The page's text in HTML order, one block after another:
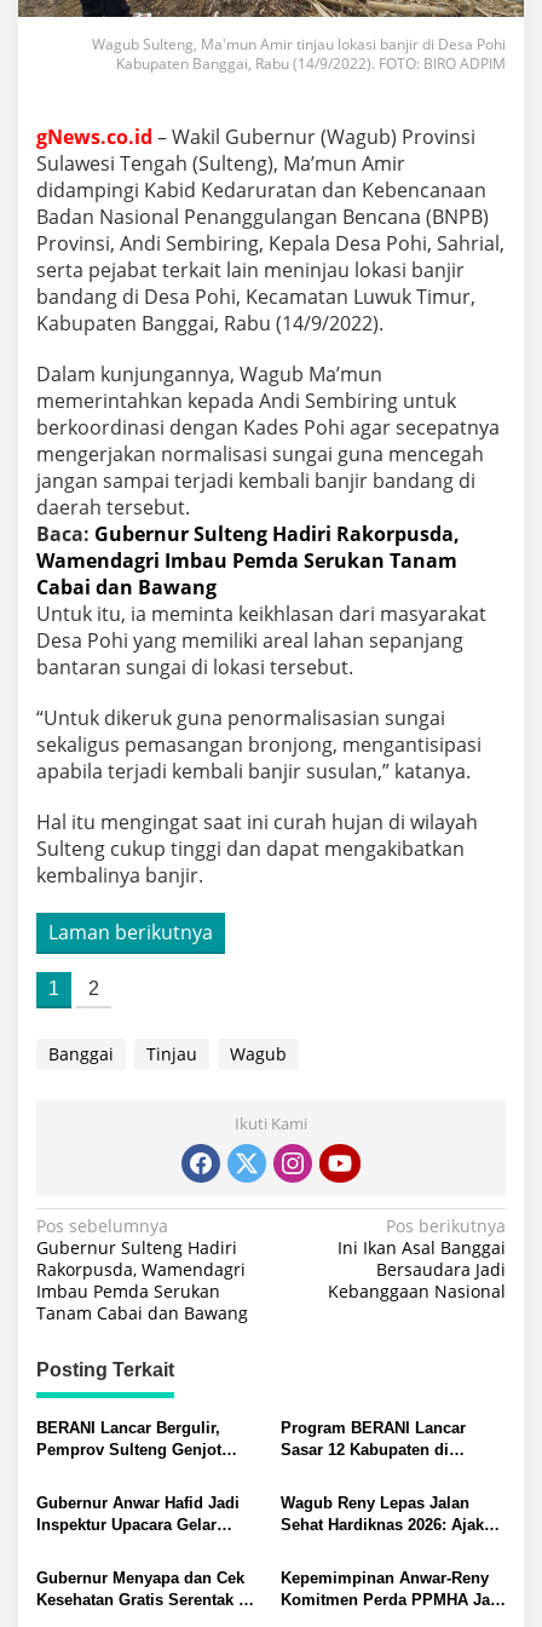
Wagub Sulteng, Ma'mun Amir tinjau lokasi banjir di Desa Pohi
Kabupaten Banggai, Rabu (14/9/2022). FOTO: BIRO ADPIM
gNews.co.id – Wakil Gubernur (Wagub) Provinsi
Sulawesi Tengah (Sulteng), Ma’mun Amir
didampingi Kabid Kedaruratan dan Kebencanaan
Badan Nasional Penanggulangan Bencana (BNPB)
Provinsi, Andi Sembiring, Kepala Desa Pohi, Sahrial,
serta pejabat terkait lain meninjau lokasi banjir
bandang di Desa Pohi, Kecamatan Luwuk Timur,
Kabupaten Banggai, Rabu (14/9/2022).
Dalam kunjungannya, Wagub Ma’mun
memerintahkan kepada Andi Sembiring untuk
berkoordinasi dengan Kades Pohi agar secepatnya
mengerjakan normalisasi sungai guna mencegah
jangan sampai terjadi kembali banjir bandang di
daerah tersebut.
Baca: Gubernur Sulteng Hadiri Rakorpusda,
Wamendagri Imbau Pemda Serukan Tanam
Cabai dan Bawang
Untuk itu, ia meminta keikhlasan dari masyarakat
Desa Pohi yang memiliki areal lahan sepanjang
bantaran sungai di lokasi tersebut.
“Untuk dikeruk guna penormalisasian sungai
sekaligus pemasangan bronjong, mengantisipasi
apabila terjadi kembali banjir susulan,” katanya.
Hal itu mengingat saat ini curah hujan di wilayah
Sulteng cukup tinggi dan dapat mengakibatkan
kembalinya banjir.
Laman berikutnya
1 2
Banggai Tinjau Wagub
Ikuti Kami
Navigasi
pos
Pos sebelumnya
Gubernur Sulteng Hadiri
Rakorpusda, Wamendagri
Imbau Pemda Serukan
Tanam Cabai dan Bawang
Pos berikutnya
Ini Ikan Asal Banggai
Bersaudara Jadi
Kebanggaan Nasional
Posting Terkait
BERANI Lancar Bergulir,
Pemprov Sulteng Genjot
di Sejumlah Daerah
Program BERANI Lancar
Sasar 12 Kabupaten di
Dorong Ekonomi yang Merata
Gubernur Anwar Hafid Jadi
Inspektur Upacara Gelar
Tolitoli: Teruslah Jadi Garda
Terdepan Memberikan
Wagub Reny Lepas Jalan
Sehat Hardiknas 2026: Ajak
Berpendidikan Bermutu
Gubernur Menyapa dan Cek
Kesehatan Gratis Serentak di
Kepemimpinan Anwar-Reny
Komitmen Perda PPMHA Jadi